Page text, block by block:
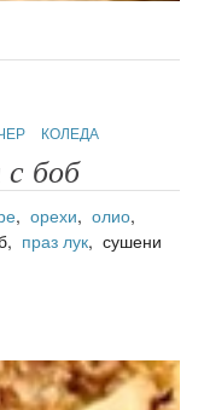
КОЛЕДА
боб
, орехи, олио,
праз лук, сушени